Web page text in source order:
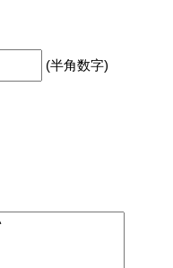
(半角数字)